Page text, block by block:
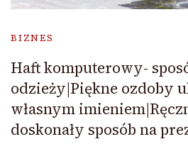
BIZNES
Haft komputerowy-
odzieży|Piękne ozdoby
własnym
doskonały sposób na